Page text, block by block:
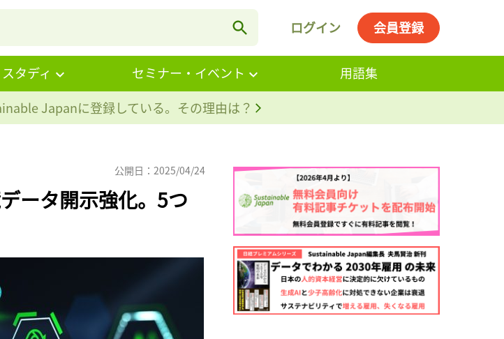
ログイン 会員登録
スタディ セミナー・イベント
用語集
Japanに登録している。その理由は？
公開日：2025/04/24
ータ開示強化。5つ